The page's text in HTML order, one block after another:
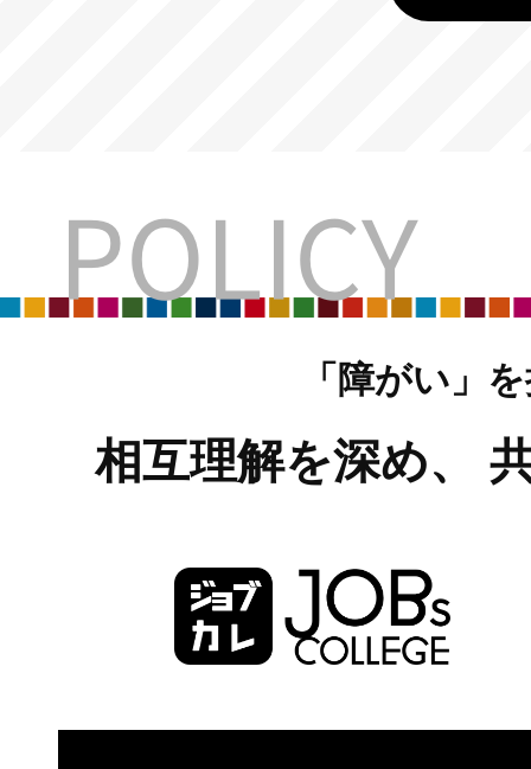
POLICY
「障がい」
相互理解を深め、